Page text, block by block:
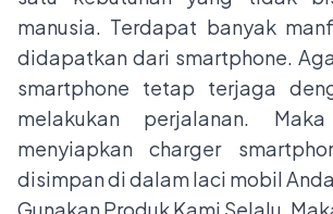
manusia. Terdapat banyak
didapatkan dari smartphone.
smartphone tetap terjaga
melakukan perjalanan.
menyiapkan charger
disimpan di dalam laci mobil